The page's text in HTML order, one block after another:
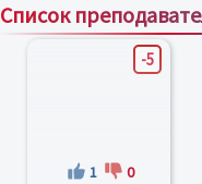
Список
-5
1 0